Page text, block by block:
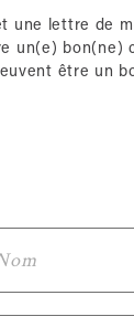
une lettre de
un(e) bon(ne)
être un